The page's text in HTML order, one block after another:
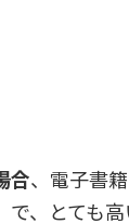
合、電子書
、とても高